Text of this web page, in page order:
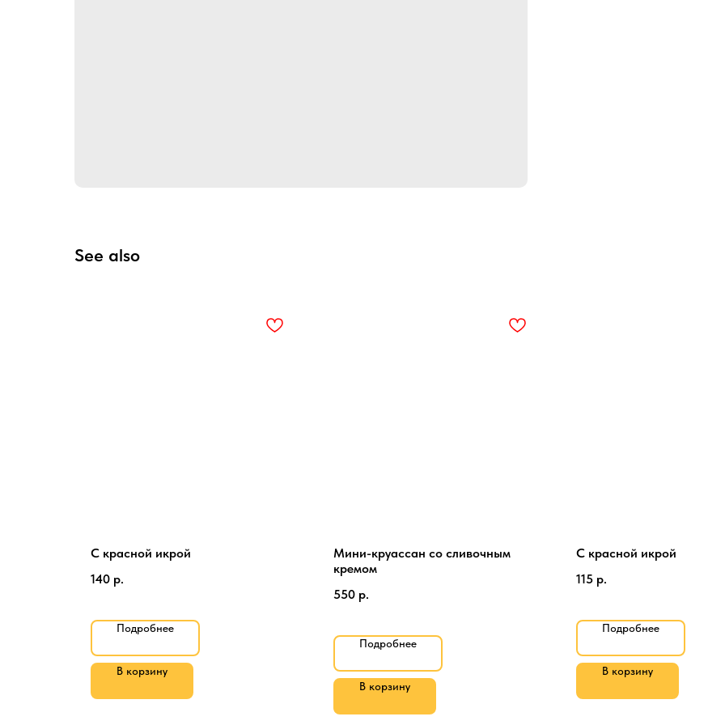
See also
С красной икрой
140 р.
Подробнее
В корзину
Мини-круассан со сливочным
кремом
550 р.
Подробнее
В корзину
С красной икрой
115 р.
Подробнее
В корзину